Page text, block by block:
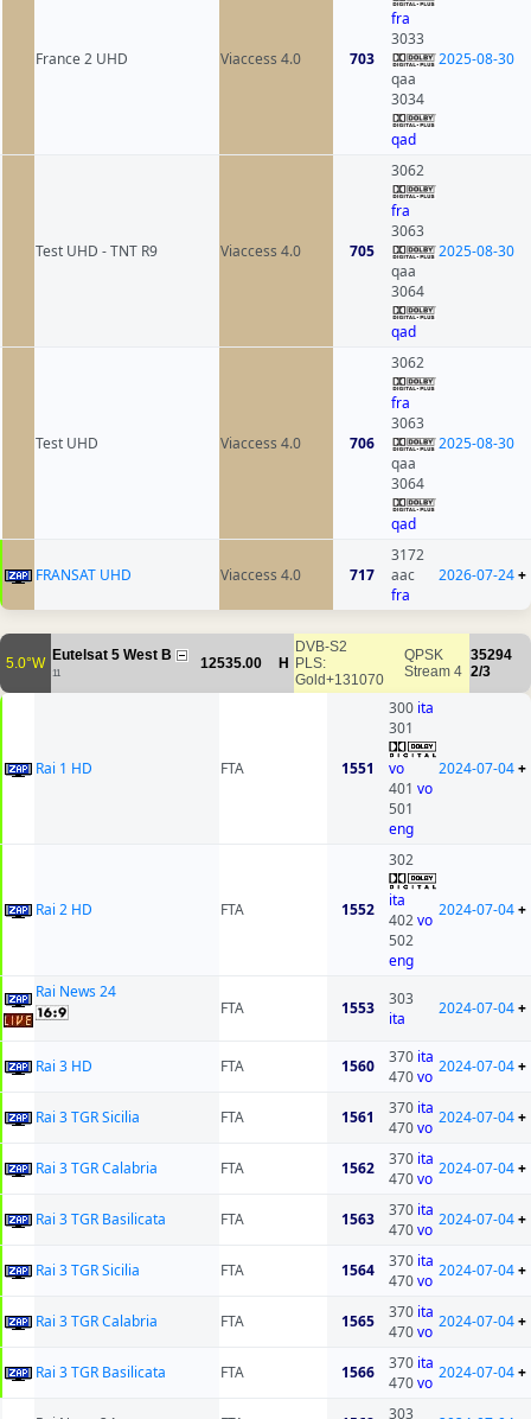
France 2 UHD Viaccess 4.0 703
fra
3033
qaa
3034
qad
2025-08-30
Test UHD - TNT R9 Viaccess 4.0 705
3062
fra
3063
qaa
3064
qad
2025-08-30
Test UHD Viaccess 4.0 706
3062
fra
3063
qaa
3064
qad
2025-08-30
FRANSAT UHD Viaccess 4.0 717
3172
aac
fra
2026-07-24+
5.0°W Eutelsat 5 West B
11
12535.00 H
DVB-S2
PLS:
Gold+131070
QPSK
Stream 4
35294
2/3
Rai 1 HD FTA 1551
300 ita
301
vo
401 vo
501
eng
2024-07-04+
Rai 2 HD FTA 1552
302
ita
402vo
502
eng
2024-07-04+
Rai News 24
FTA
1553
303
ita
2024-07-04+
Rai 3 HD FTA 1560 370 ita
470vo
2024-07-04+
Rai 3 TGR Sicilia FTA 1561 370 ita
470vo
2024-07-04+
Rai 3 TGR Calabria FTA 1562 370 ita
470vo
2024-07-04+
Rai 3 TGR Basilicata FTA 1563 370 ita
470vo
2024-07-04+
Rai 3 TGR Sicilia FTA 1564 370 ita
470vo
2024-07-04+
Rai 3 TGR Calabria FTA 1565 370 ita
470vo
2024-07-04+
Rai 3 TGR Basilicata FTA 1566 370 ita
470vo
2024-07-04+
303